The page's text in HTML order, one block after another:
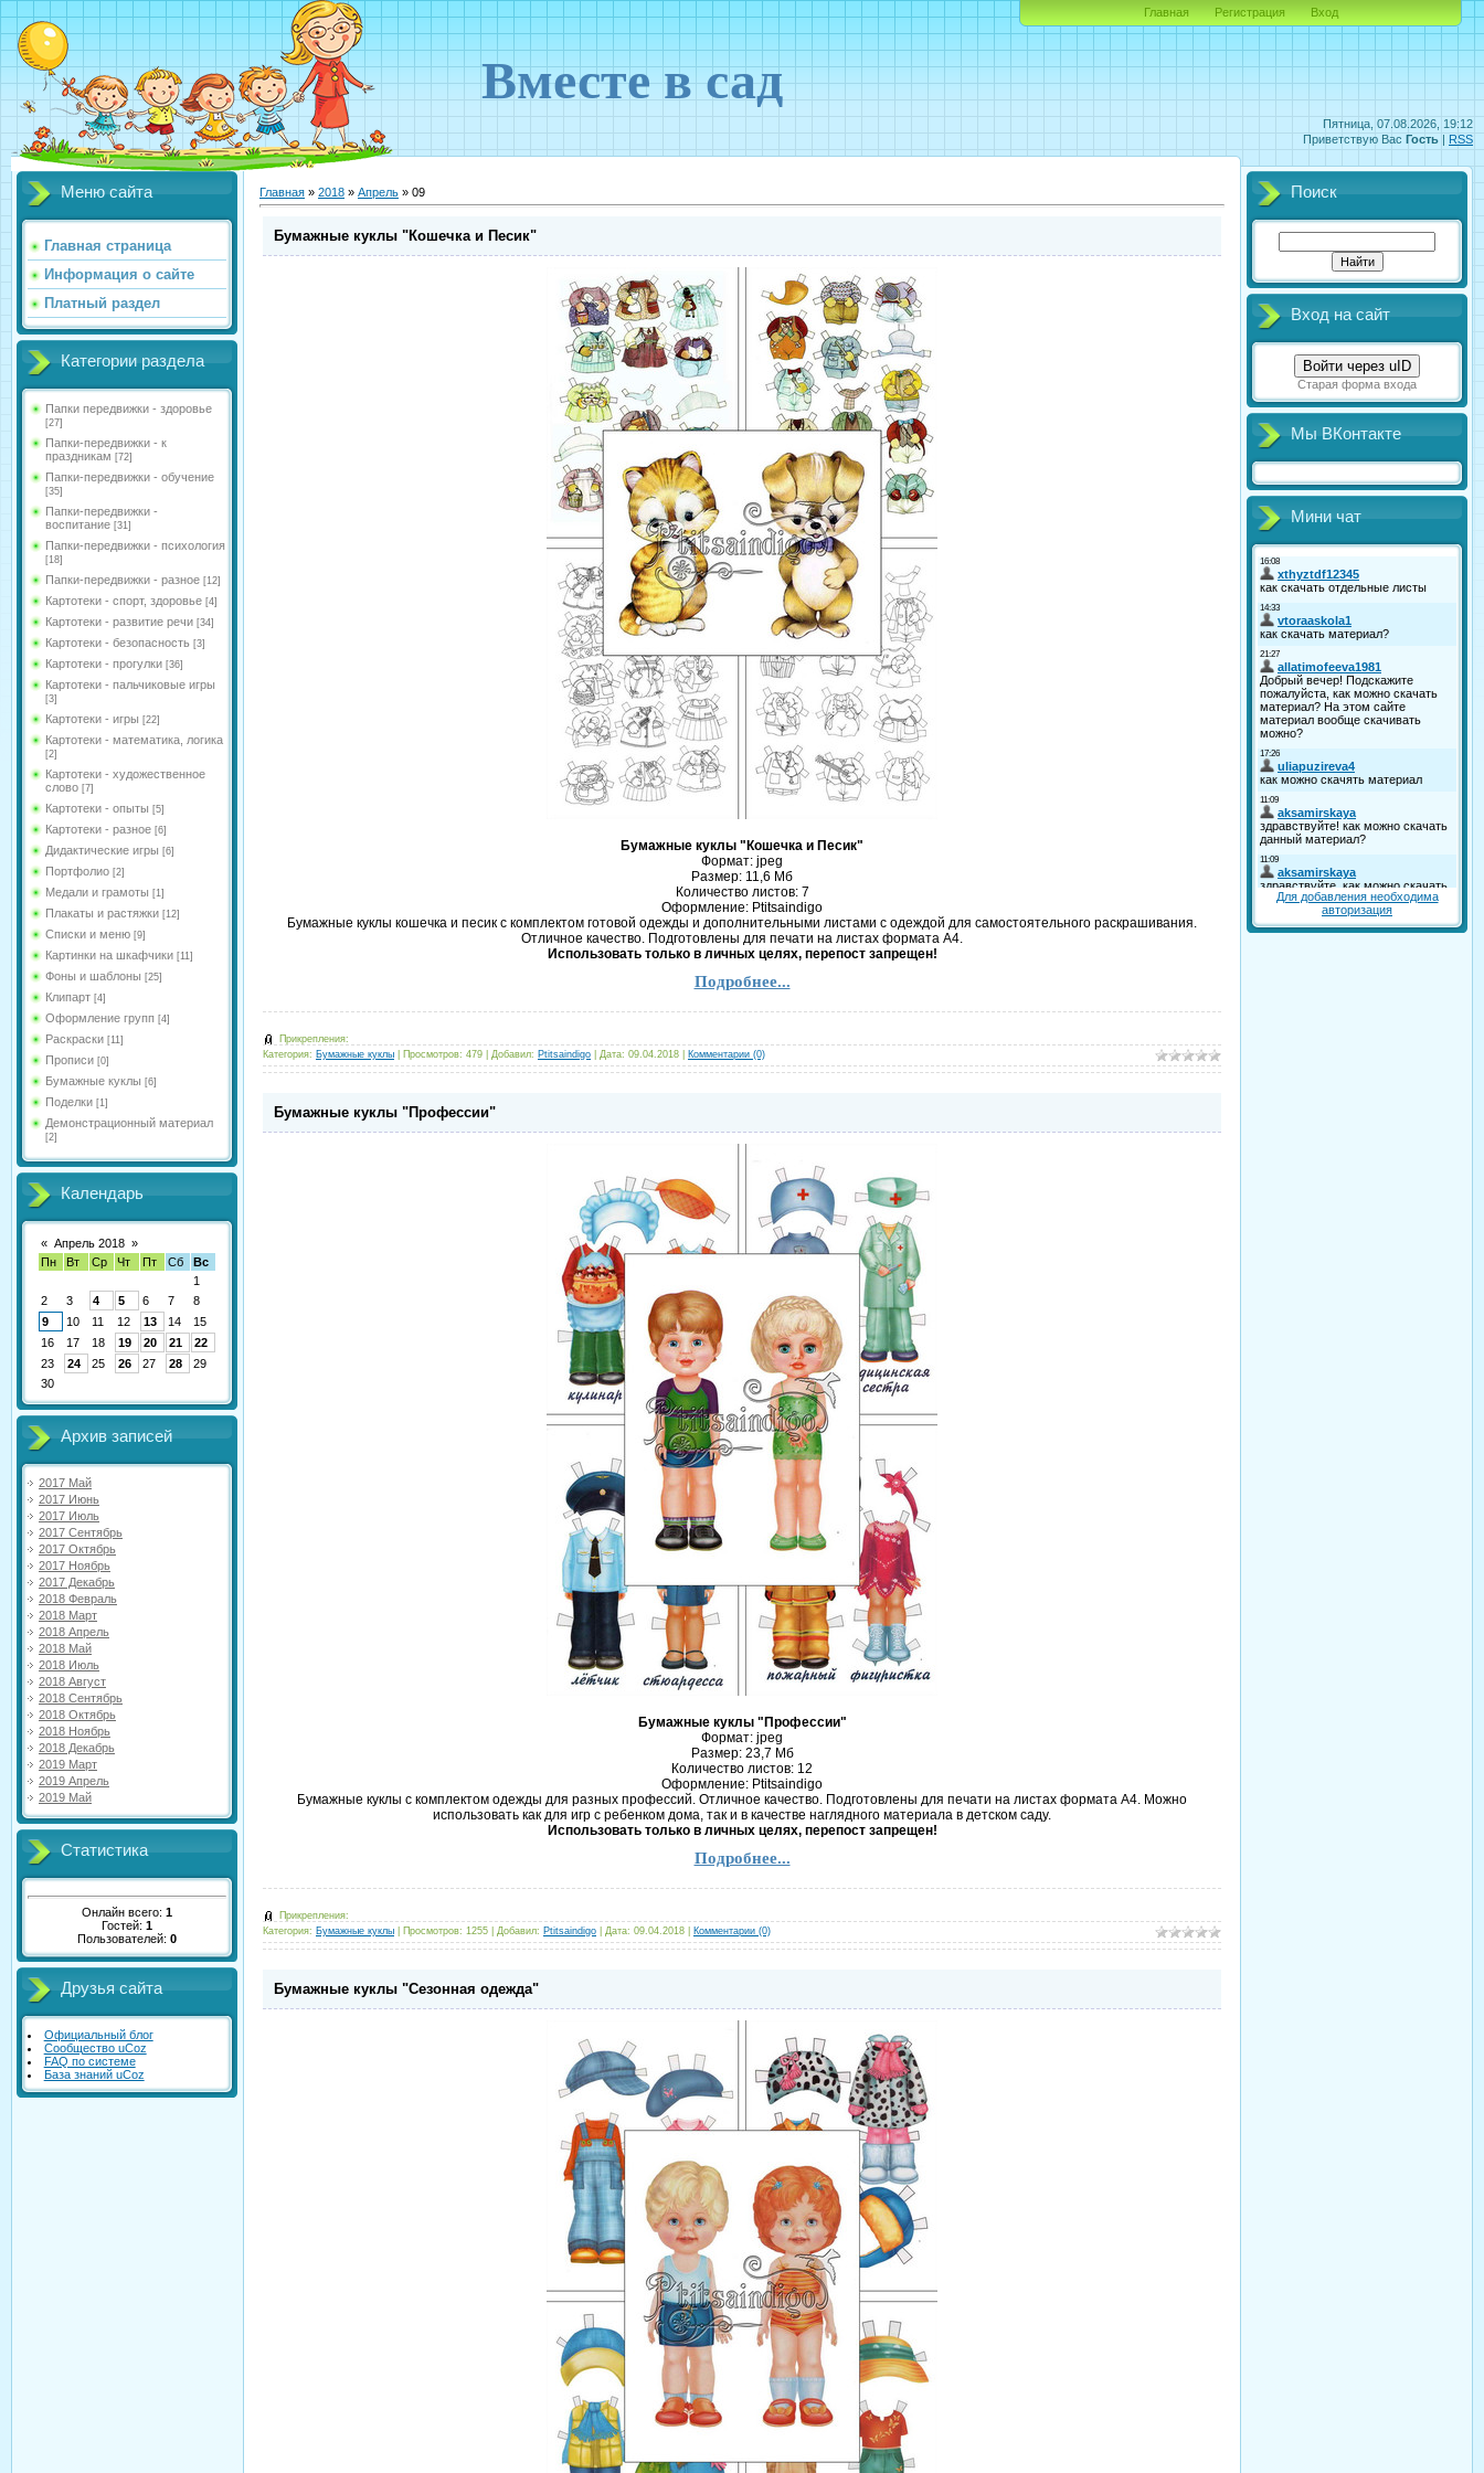
Пятница, 07.08.2026, 19:12
Приветствую Вас Гость | RSS
Вместе в сад
Главная Регистрация Вход
Меню сайта
Главная страница
Информация о сайте
Платный раздел
Категории раздела
Папки передвижки - здоровье
[27]
Папки-передвижки - к
праздникам [72]
Папки-передвижки - обучение
[35]
Папки-передвижки -
воспитание [31]
Папки-передвижки - психология
[18]
Папки-передвижки - разное [12]
Картотеки - спорт, здоровье [4]
Картотеки - развитие речи [34]
Картотеки - безопасность [3]
Картотеки - прогулки [36]
Картотеки - пальчиковые игры
[3]
Картотеки - игры [22]
Картотеки - математика, логика
[2]
Картотеки - художественное
слово [7]
Картотеки - опыты [5]
Картотеки - разное [6]
Дидактические игры [6]
Портфолио [2]
Медали и грамоты [1]
Плакаты и растяжки [12]
Списки и меню [9]
Картинки на шкафчики [11]
Фоны и шаблоны [25]
Клипарт [4]
Оформление групп [4]
Раскраски [11]
Прописи [0]
Бумажные куклы [6]
Поделки [1]
Демонстрационный материал
[2]
Календарь
« Апрель 2018 »
Пн
Вт Ср Чт Пт Сб
Вс
1
2
3 4 5 6 7
8
9
10 11 12 13 14
15
16
17 18 19 20 21
22
23
24 25 26 27 28
29
30
Архив записей
2017 Май
2017 Июнь
2017 Июль
2017 Сентябрь
2017 Октябрь
2017 Ноябрь
2017 Декабрь
2018 Февраль
2018 Март
2018 Апрель
2018 Май
2018 Июль
2018 Август
2018 Сентябрь
2018 Октябрь
2018 Ноябрь
2018 Декабрь
2019 Март
2019 Апрель
2019 Май
Статистика
Онлайн всего: 1
Гостей: 1
Пользователей: 0
Друзья сайта
Официальный блог
Сообщество uCoz
FAQ по системе
База знаний uCoz
Главная » 2018 » Апрель » 09
Бумажные куклы "Кошечка и Песик"
Бумажные куклы "Кошечка и Песик"
Формат: jpeg
Размер: 11,6 Mб
Количество листов: 7
Оформление: Ptitsaindigo
Бумажные куклы кошечка и песик с комплектом готовой одежды и дополнительными листами с одеждой для самостоятельного раскрашивания.
Отличное качество. Подготовлены для печати на листах формата А4.
Использовать только в личных целях, перепост запрещен!
Подробнее...
Прикрепления:
Категория: Бумажные куклы Просмотров: 479 Добавил: Ptitsaindigo Дата: 09.04.2018 Комментарии (0)
Бумажные куклы "Профессии"
Бумажные куклы "Профессии"
Формат: jpeg
Размер: 23,7 Mб
Количество листов: 12
Оформление: Ptitsaindigo
Бумажные куклы с комплектом одежды для разных профессий. Отличное качество. Подготовлены для печати на листах формата А4. Можно
использовать как для игр с ребенком дома, так и в качестве наглядного материала в детском саду.
Использовать только в личных целях, перепост запрещен!
Подробнее...
Прикрепления:
Категория: Бумажные куклы Просмотров: 1255 Добавил: Ptitsaindigo Дата: 09.04.2018 Комментарии (0)
Бумажные куклы "Сезонная одежда"
Поиск
Вход на сайт
Войти через uID
Старая форма входа
Мы ВКонтакте
Мини чат
Для добавления необходима
авторизация